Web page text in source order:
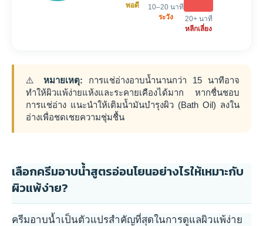
พอดี
10–20 นาที
ระวัง
20+ นาที
หลีกเลี่ยง
⚠️ หมายเหตุ: การแช่อ่างอาบน้ำนานกว่า 15 นาทีอาจ
ทำให้ผิวแพ้ง่ายแห้งและระคายเคืองได้มาก หากชื่นชอบ
การแช่อ่าง แนะนำให้เติมน้ำมันบำรุงผิว (Bath Oil) ลงใน
อ่างเพื่อชดเชยความชุ่มชื้น
เลือกครีมอาบน้ำสูตรอ่อนโยนอย่างไรให้เหมาะกับ
ผิวแพ้ง่าย?
ครีมอาบน้ำเป็นตัวแปรสำคัญที่สุดในการดูแลผิวแพ้ง่าย